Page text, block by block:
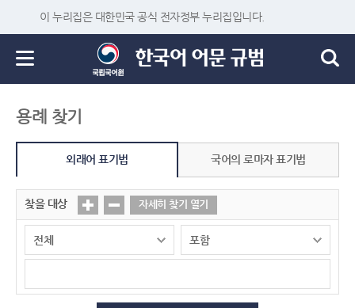
이 누리집은 대한민국 공식 전자정부 누리집입니다.
용례 찾기
외래어 표기법 국어의 로마자 표기법
찾을 대상 자세히 찾기 열기